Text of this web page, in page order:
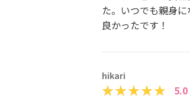
た。いつでも親身
良かったです！
hikari
5.0